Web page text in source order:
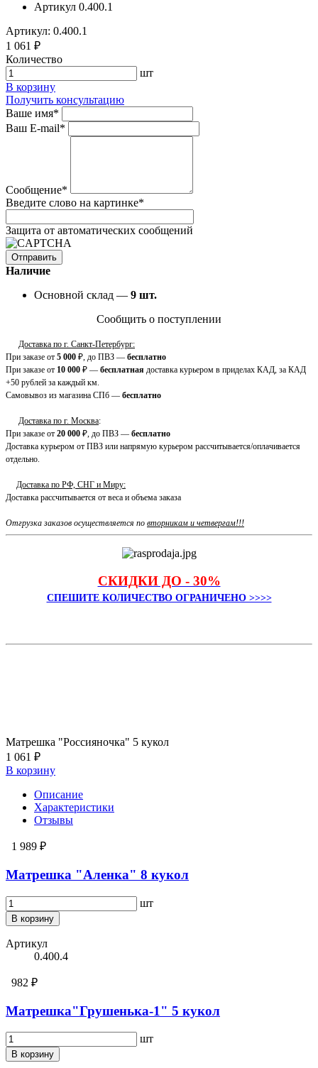
Артикул 0.400.1
Артикул: 0.400.1
1 061 ₽
Количество
шт
В корзину
Получить консультацию
Ваше имя*
Ваш E-mail*
Сообщение*
Введите слово на картинке*
Защита от автоматических сообщений
Наличие
Основной склад — 9 шт.
Сообщить о поступлении
Доставка по г. Санкт-Петербург:
При заказе от 5 000 ₽, до ПВЗ — бесплатно
При заказе от 10 000 ₽ — бесплатная доставка курьером в приделах КАД, за КАД
+50 рублей за каждый км.
Самовывоз из магазина СПб — бесплатно
Доставка по г. Москва:
При заказе от 20 000 ₽, до ПВЗ — бесплатно
Доставка курьером от ПВЗ или напрямую курьером рассчитывается/оплачивается
отдельно.
Доставка по РФ, СНГ и Миру:
Доставка рассчитывается от веса и объема заказа
Отгрузка заказов осуществляется по вторникам и четвергам!!!
СКИДКИ ДО - 30%
СПЕШИТЕ КОЛИЧЕСТВО ОГРАНИЧЕНО >>>>
Матрешка "Россияночка" 5 кукол
1 061 ₽
В корзину
Описание
Характеристики
Отзывы
1 989 ₽
Матрешка "Аленка" 8 кукол
шт
В корзину
Артикул
0.400.4
982 ₽
Матрешка"Грушенька-1" 5 кукол
шт
В корзину